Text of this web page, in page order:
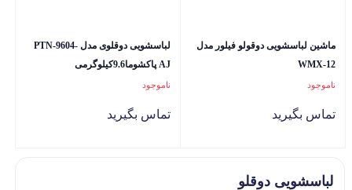
ماشین لباسشویی دوقولو فیلور مدل
WMX-12
ناموجود
تماس بگیرید
لباسشویی دوقلوی مدل PTN-9604-
AJ پاکشوما9.6کیلوگرمی
ناموجود
تماس بگیرید
لباسشویی دوقلو